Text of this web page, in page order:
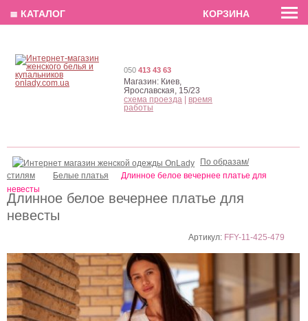
EN РУС
Длинное белое вечернее платье для
невесты
Артикул: FFY-11-425-479
По образам/
стилям
Белые платья
Длинное белое вечернее платье для
невесты
050 413 43 63
Магазин: Киев,
Ярославская, 15/23
схема проезда
время
работы
≣ КАТАЛОГ КОРЗИНА